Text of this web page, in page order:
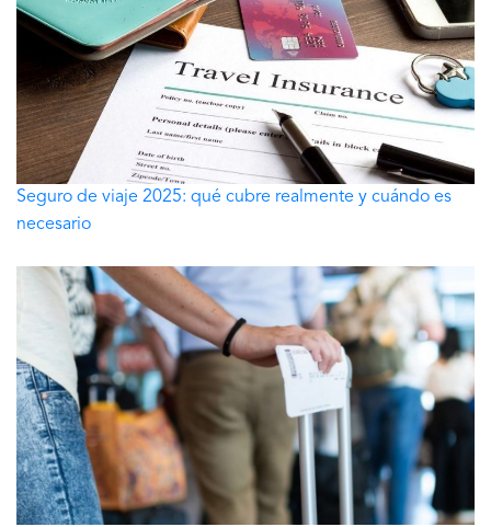
Seguro de viaje 2025: qué cubre realmente y cuándo es
necesario